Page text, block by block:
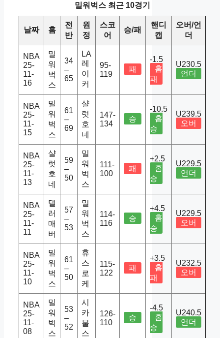
밀워벅스 최근 10경기
날짜 홈
전
반
원
정
스코
어
승/패
핸디
캡
오버/언
더
NBA
25-
11-
16
밀
워
벅
스
34
–
65
LA
레
이
커
95-
119
패
-1.5
홈
패
U230.5
언더
NBA
25-
11-
15
밀
워
벅
스
61
–
69
샬
럿
호
네
147-
134
승
-10.5
홈
승
U239.5
오버
NBA
25-
11-
13
샬
럿
호
네
59
–
50
밀
워
벅
스
111-
100
패
+2.5
홈
승
U229.5
언더
NBA
25-
11-
11
댈
러
매
버
57
–
53
밀
워
벅
스
114-
116
승
+4.5
홈
승
U229.5
오버
NBA
25-
11-
10
밀
워
벅
스
61
–
50
휴
스
로
케
115-
122
패
+3.5
홈
패
U232.5
오버
NBA
25-
11-
08
밀
워
벅
스
53
–
52
시
카
불
스
126-
110
승
-4.5
홈
승
U240.5
언더